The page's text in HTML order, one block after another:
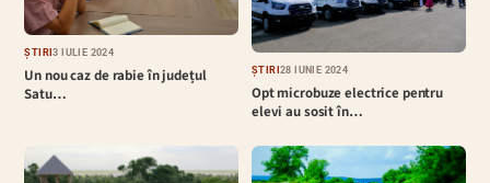
ȘTIRI3 IULIE 2024
Un nou caz de rabie în județul
Satu…
ȘTIRI28 IUNIE 2024
Opt microbuze electrice pentru
elevi au sosit în…